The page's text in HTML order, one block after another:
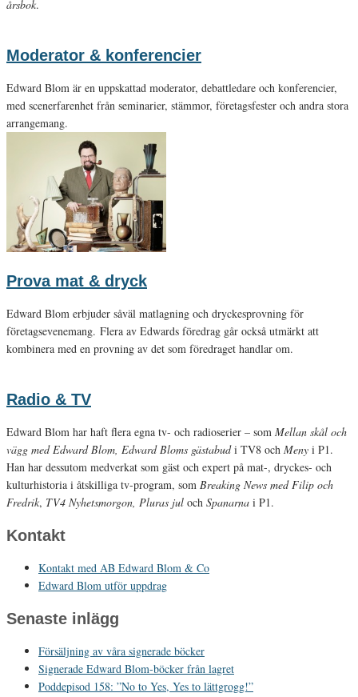
årsbok.
Moderator & konferencier
Edward Blom är en uppskattad moderator, debattledare och konferencier,
med scenerfarenhet från seminarier, stämmor, företagsfester och andra stora
arrangemang.
Prova mat & dryck
Edward Blom erbjuder såväl matlagning och dryckesprovning för
företagsevenemang. Flera av Edwards föredrag går också utmärkt att
kombinera med en provning av det som föredraget handlar om.
Radio & TV
Edward Blom har haft flera egna tv- och radioserier – som Mellan skål och
vägg med Edward Blom, Edward Bloms gästabudi TV8 och Meny i P1.
Han har dessutom medverkat som gäst och expert på mat-, dryckes- och
kulturhistoria i åtskilliga tv-program, som Breaking News med Filip och
Fredrik, TV4 Nyhetsmorgon, Pluras jul och Spanarna i P1.
Kontakt
Kontakt med AB Edward Blom & Co
Edward Blom utför uppdrag
Senaste inlägg
Försäljning av våra signerade böcker
Signerade Edward Blom-böcker från lagret
Poddepisod 158: ”No to Yes, Yes to lättgrogg!”